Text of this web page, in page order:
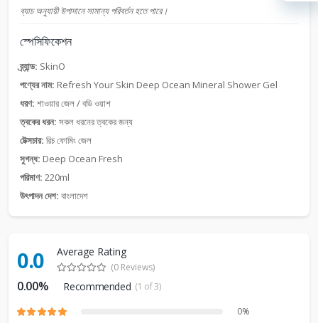
ব্যাচ অনুযায়ী উপাদানে সামান্য পরিবর্তন হতে পারে।
স্পেসিফিকেশন
ব্র্যান্ড: SkinO
পণ্যের নাম: Refresh Your Skin Deep Ocean Mineral Shower Gel
ধরণ: শাওয়ার জেল / বডি ওয়াশ
ত্বকের ধরন: সকল ধরনের ত্বকের জন্য
টেক্সচার: রিচ ফোমিং জেল
সুগন্ধ: Deep Ocean Fresh
পরিমাণ: 220ml
উৎপাদন দেশ: বাংলাদেশ
0.0 Average Rating
(0 Reviews)
0.00% Recommended (1 of 3)
0%